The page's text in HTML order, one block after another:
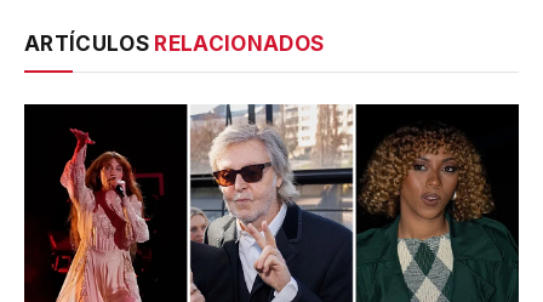
ARTÍCULOS RELACIONADOS